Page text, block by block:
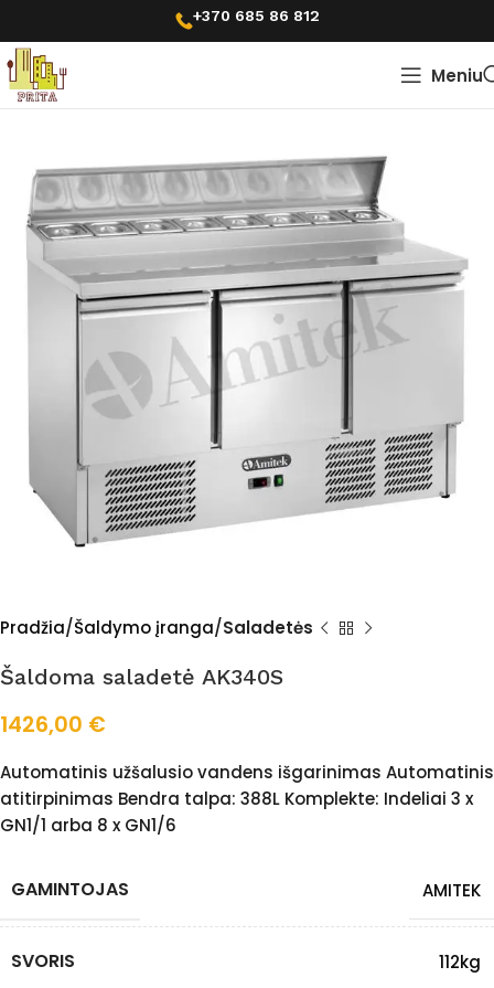
+370 685 86 812
Meniu
Pradžia Šaldymo įranga Saladetės
Šaldoma saladetė AK340S
1426,00 €
Automatinis užšalusio vandens išgarinimas Automatinis
atitirpinimas Bendra talpa: 388L Komplekte: Indeliai 3 x
GN1/1 arba 8 x GN1/6
GAMINTOJAS AMITEK
SVORIS 112kg